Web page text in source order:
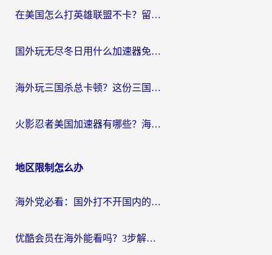
在美国怎么打英雄联盟不卡？留学生亲测的国服游戏加速全攻略
国外玩无尽冬日用什么加速器免费？海外党国服游戏加速避坑指南
海外玩三国杀总卡顿？这份三国杀游戏加速器指南帮你告别延迟烦恼
火影忍者美国加速器有哪些？海外党亲测的国服游戏加速全攻略（含菲律宾玩三国之刃守望黎明技巧）
地区限制怎么办
海外党必看：国外打不开国内的app怎么办？3步解决你的乡愁
优酷会员在海外能看吗？3步解决海外追剧难题，附实测好用加速器推荐